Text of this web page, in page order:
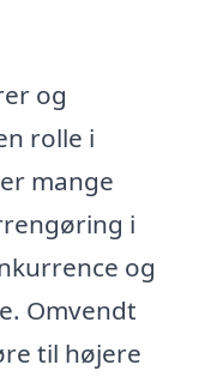
og
rolle i
mange
i
og
Omvendt
til højere